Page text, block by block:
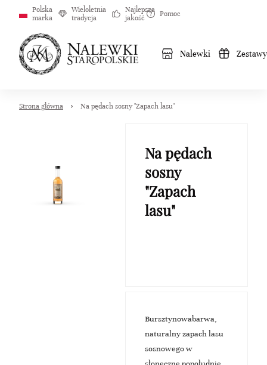
Polska
marka
Wieloletnia
tradycja
Najlepsza
jakość
Pomoc
Nalewki
Strona główna Na pędach sosny "Zapach lasu"
Na pędach
sosny
"Zapach
lasu"
Bursztynowabarwa,
naturalny zapach lasu
sosnowego w